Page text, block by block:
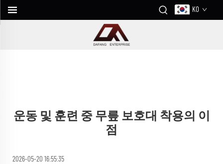
KO
운동 및 훈련 중 무릎 보호대 착용의 이
점
2026-05-20 16:55:35